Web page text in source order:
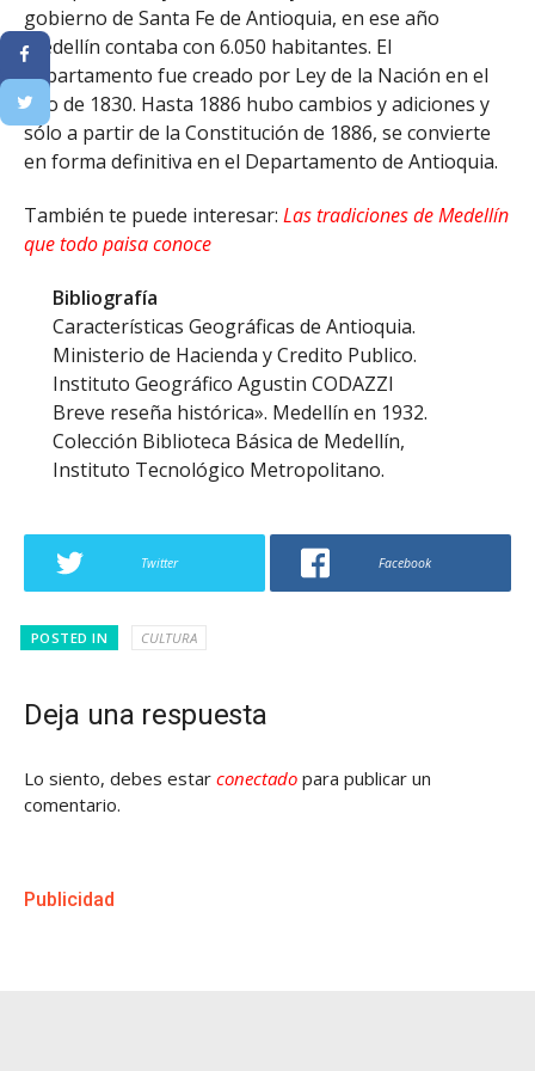
gobierno de Santa Fe de Antioquia, en ese año
Medellín contaba con 6.050 habitantes. El
departamento fue creado por Ley de la Nación en el
año de 1830. Hasta 1886 hubo cambios y adiciones y
sólo a partir de la Constitución de 1886, se convierte
en forma definitiva en el Departamento de Antioquia.
También te puede interesar: Las tradiciones de Medellín
que todo paisa conoce
Bibliografía
Características Geográficas de Antioquia.
Ministerio de Hacienda y Credito Publico.
Instituto Geográfico Agustin CODAZZI
Breve reseña histórica». Medellín en 1932.
Colección Biblioteca Básica de Medellín,
Instituto Tecnológico Metropolitano.
Twitter Facebook
POSTED IN CULTURA
Deja una respuesta
Lo siento, debes estar conectado para publicar un
comentario.
Publicidad